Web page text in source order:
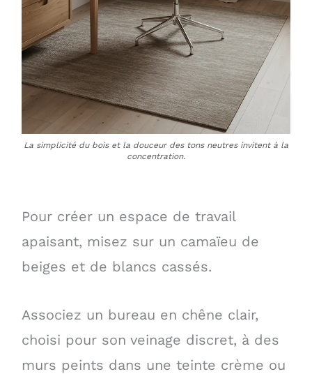
La simplicité du bois et la douceur des tons neutres invitent à la
concentration.
Pour créer un espace de travail
apaisant, misez sur un camaïeu de
beiges et de blancs cassés.
Associez un bureau en chêne clair,
choisi pour son veinage discret, à des
murs peints dans une teinte crème ou